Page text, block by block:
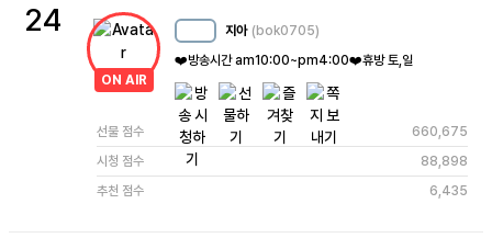
24
ON AIR
지아 (bok0705)
❤️방송시간 am10:00~pm4:00❤️휴방 토,일
선물 점수
660,675
시청 점수
88,898
추천 점수
6,435